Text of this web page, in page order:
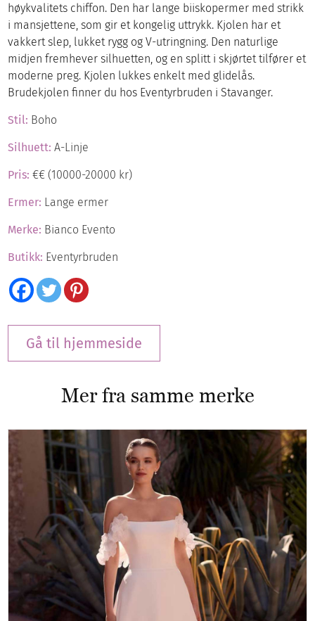
høykvalitets chiffon. Den har lange biiskopermer med strikk
i mansjettene, som gir et kongelig uttrykk. Kjolen har et
vakkert slep, lukket rygg og V-utringning. Den naturlige
midjen fremhever silhuetten, og en splitt i skjørtet tilfører et
moderne preg. Kjolen lukkes enkelt med glidelås.
Brudekjolen finner du hos Eventyrbruden i Stavanger.
Stil: Boho
Silhuett:A-Linje
Pris:€€ (10000-20000 kr)
Ermer: Lange ermer
Merke: Bianco Evento
Butikk: Eventyrbruden
Gå til hjemmeside
Mer fra samme merke